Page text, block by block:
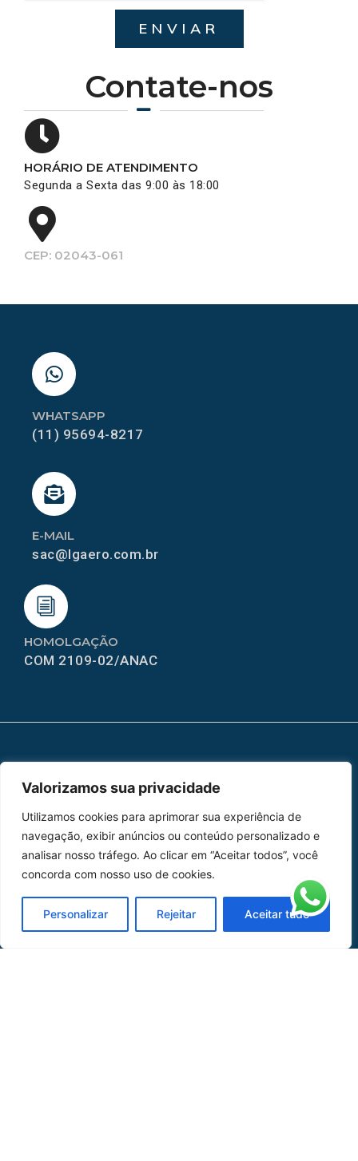
Valorizamos sua privacidade
Utilizamos cookies para aprimorar sua experiência de
navegação, exibir anúncios ou conteúdo personalizado e
analisar nosso tráfego. Ao clicar em “Aceitar todos”, você
concorda com nosso uso de cookies.
Personalizar Rejeitar Aceitar tudo
Contate-nos
HORÁRIO DE ATENDIMENTO
Segunda a Sexta das 9:00 às 18:00
CEP: 02043-061
ENVIAR
HOMOLGAÇÃO
COM 2109-02/ANAC
E-MAIL
sac@lgaero.com.br
WHATSAPP
(11) 95694-8217
Home
Peças
Catálogo de Aplicações
Oficina de Mangueiras